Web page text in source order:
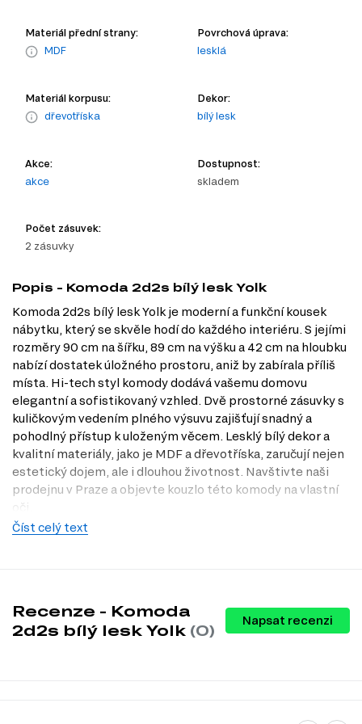
Materiál přední strany:
MDF
Povrchová úprava:
lesklá
Materiál korpusu:
dřevotříska
Dekor:
bílý lesk
Akce:
akce
Dostupnost:
skladem
Počet zásuvek:
2 zásuvky
Popis - Komoda 2d2s bílý lesk Yolk
Komoda 2d2s bílý lesk Yolk je moderní a funkční kousek
nábytku, který se skvěle hodí do každého interiéru. S jejími
rozměry 90 cm na šířku, 89 cm na výšku a 42 cm na hloubku
nabízí dostatek úložného prostoru, aniž by zabírala příliš
místa. Hi-tech styl komody dodává vašemu domovu
elegantní a sofistikovaný vzhled. Dvě prostorné zásuvky s
kuličkovým vedením plného výsuvu zajišťují snadný a
pohodlný přístup k uloženým věcem. Lesklý bílý dekor a
kvalitní materiály, jako je MDF a dřevotříska, zaručují nejen
estetický dojem, ale i dlouhou životnost. Navštivte naši
prodejnu v Praze a objevte kouzlo této komody na vlastní
oči.
Charakteristiky, vlastnosti a výhody
vejde do různých prostorů, ideální pro menší byty.
Dvě zásuvky s plným výsuvem poskytují
dostatek místa pro uskladnění věcí a snadný přístup k nim.
Číst celý text
Recenze - Komoda
2d2s bílý lesk Yolk (0)
Napsat recenzi